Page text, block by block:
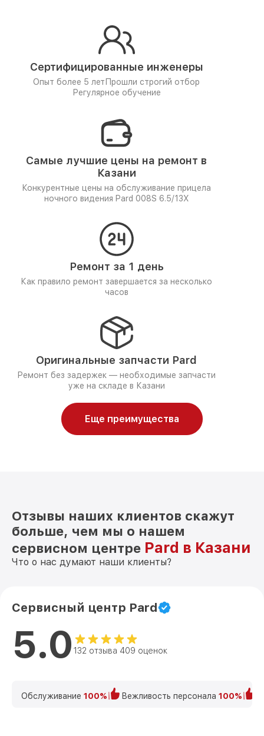
Сертифицированные инженеры
Опыт более 5 лет Прошли строгий отбор
Регулярное обучение
Самые лучшие цены на ремонт в
Казани
Конкурентные цены на обслуживание прицела
ночного видения Pard 008S 6.5/13X
Ремонт за 1 день
Как правило ремонт завершается за несколько
часов
Оригинальные запчасти Pard
Ремонт без задержек — необходимые запчасти
уже на складе в Казани
Еще преимущества
Отзывы наших клиентов скажут
больше, чем мы о нашем
сервисном центре Pard в Казани
Что о нас думают наши клиенты?
Сервисный центр Pard
5.0 132 отзыва 409 оценок
Обслуживание 100% Вежливость персонала 100%